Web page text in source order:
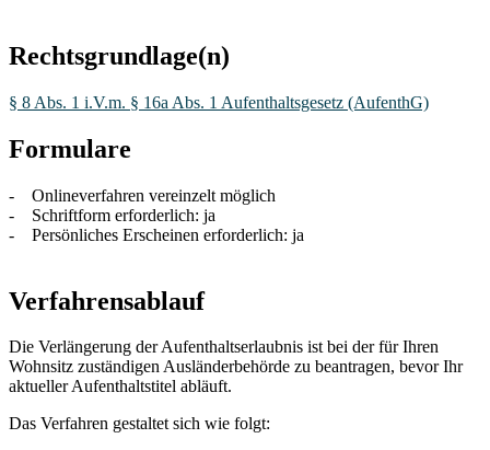
Rechtsgrundlage(n)
§ 8 Abs. 1 i.V.m. § 16a Abs. 1 Aufenthaltsgesetz (AufenthG)
Formulare
- Onlineverfahren vereinzelt möglich
- Schriftform erforderlich: ja
- Persönliches Erscheinen erforderlich: ja
Verfahrensablauf
Die Verlängerung der Aufenthaltserlaubnis ist bei der für Ihren
Wohnsitz zuständigen Ausländerbehörde zu beantragen, bevor Ihr
aktueller Aufenthaltstitel abläuft.
Das Verfahren gestaltet sich wie folgt: